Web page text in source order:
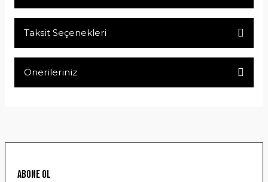
Taksit Seçenekleri
Önerileriniz
Ürün resmi kalitesiz, bozuk veya görüntülenemiyor.
ABONE OL